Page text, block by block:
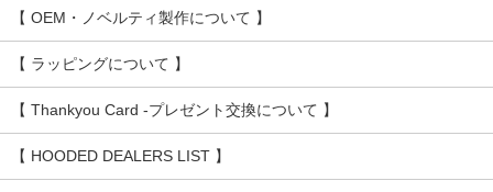
【 OEM・ノベルティ製作について 】
【 ラッピングについて 】
【 Thankyou Card -プレゼント交換について 】
【 HOODED DEALERS LIST 】